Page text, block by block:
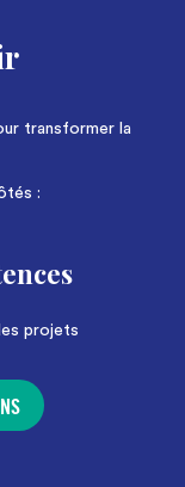
transformer la
:
projets